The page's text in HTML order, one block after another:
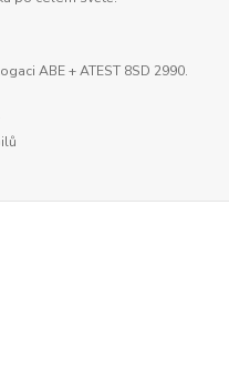
ABE + ATEST 8SD 2990.